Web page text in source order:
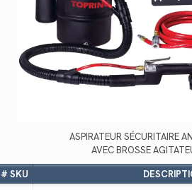
ASPIRATEUR SÉCURITAIRE
AVEC BROSSE
# SKU